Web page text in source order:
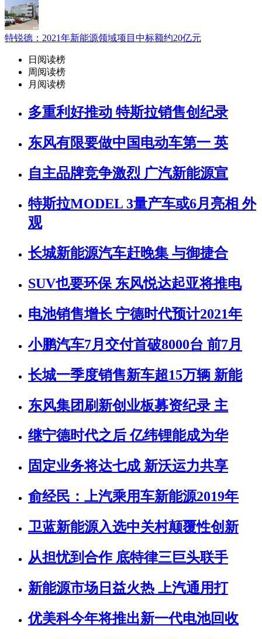
特锐德：2021年新能源领域项目中标额约20亿元
日阅读榜
周阅读榜
月阅读榜
多重利好推动 特斯拉销售创纪录
东风有限要做中国电动车第一 英
自主品牌竞争激烈 广汽新能源宣
特斯拉MODEL 3量产车或6月亮相 外
观
长城新能源汽车赶晚集 与御捷合
SUV也要环保 东风悦达起亚将推电
电池销售增长 宁德时代预计2021年
小鹏汽车7月交付首破8000台 前7月
长城一季度销售新车超15万辆 新能
东风集团刷新创业板募资纪录 主
继宁德时代之后 亿纬锂能成为华
固定业务将达七成 新沃运力共享
俞经民：上汽乘用车新能源2019年
卫蓝新能源入选中关村颠覆性创新
从担忧到合作 底特律三巨头联手
新能源市场日益火热 上汽通用打
优美科今年将推出新一代电池回收